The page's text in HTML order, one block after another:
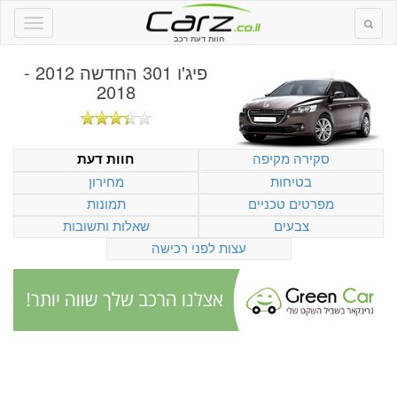
חוות דעת רכב
פיג'ו 301 החדשה 2012 -
2018
סקירה מקיפה
חוות דעת
בטיחות
מחירון
מפרטים טכניים
תמונות
צבעים
שאלות ותשובות
עצות לפני רכישה